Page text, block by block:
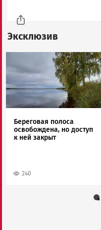
Эксклюзив
Береговая полоса
освобождена, но доступ
к ней закрыт
240